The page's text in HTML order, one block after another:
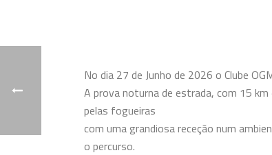
No dia 27 de Junho de 2026 o Clube
A prova noturna de estrada, com 15 km
pelas fogueiras
com uma grandiosa receção num
o percurso.